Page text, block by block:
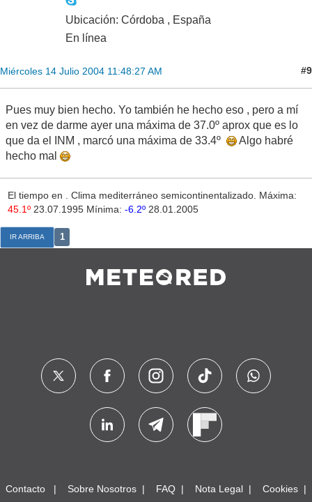
Ubicación: Córdoba , España
En línea
Miércoles 14 Julio 2004 11:48:27 AM #9
Pues muy bien hecho. Yo también he hecho eso , pero a mí
en vez de darme ayer una máxima de 37.0º aprox que es lo
que da el INM , marcó una máxima de 33.4º
Algo habré
hecho mal
El tiempo en . Clima mediterráneo semicontinentalizado. Máxima:
45.1º23.07.1995 Mínima: -6.2º28.01.2005
IR ARRIBA 1
Contacto Sobre Nosotros FAQ Nota Legal Cookies